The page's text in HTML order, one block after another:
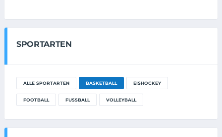
SPORTARTEN
ALLE SPORTARTEN BASKETBALL EISHOCKEY
FOOTBALL FUSSBALL VOLLEYBALL